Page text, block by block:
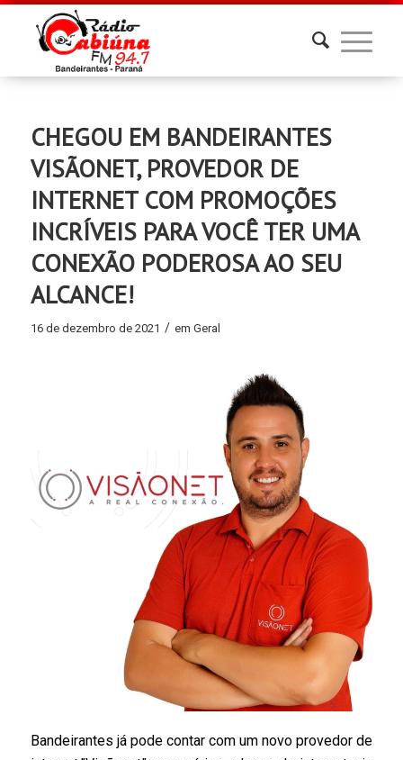
CHEGOU EM BANDEIRANTES
VISÃONET, PROVEDOR DE
INTERNET COM PROMOÇÕES
INCRÍVEIS PARA VOCÊ TER UMA
CONEXÃO PODEROSA AO SEU
ALCANCE!
16 de dezembro de 2021 / em Geral
Bandeirantes já pode contar com um novo provedor de